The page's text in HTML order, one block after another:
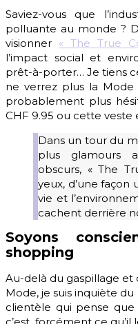
Saviez-vous que
polluante au monde ?
visionner « The True
l’impact social et
prêt-à-porter… Je tiens
ne verrez plus la
probablement plus
CHF 9.95 ou cette veste
Dans un tour du
plus glamours
obscurs, « The
yeux, d’une façon
vie et
cachent derrière
Soyons
shopping
Au-delà du gaspillage et
Mode, je suis inquiète
clientèle qui pense